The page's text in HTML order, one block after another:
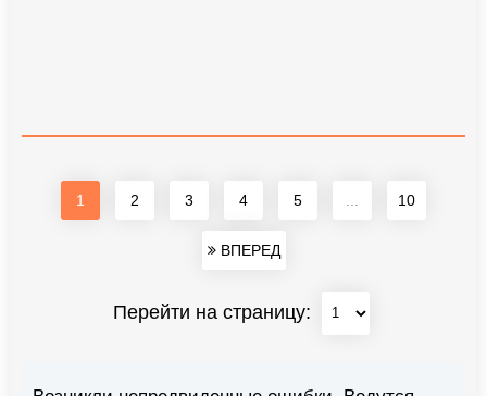
1 2 3 4 5 10
ВПЕРЕД
Перейти на страницу: